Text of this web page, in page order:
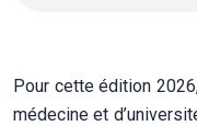
Pour cette édition
médecine et